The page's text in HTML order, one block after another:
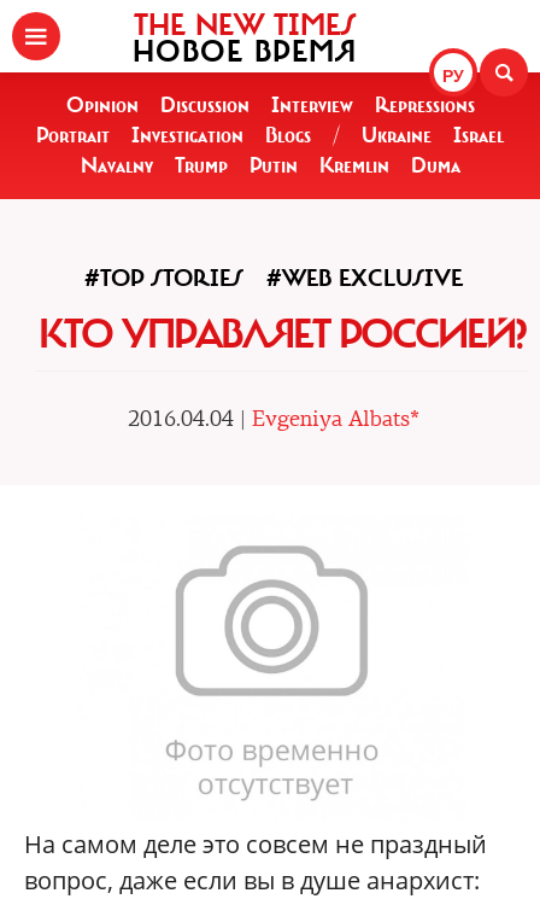
РУ
THE NEW TIMES
НОВОЕ ВРЕМЯ
Opinion Discussion Interview
Repressions
Portrait
Investigation Blogs / Ukraine
Israel
Navalny
Trump Putin Kremlin Duma
#TOP STORIES #WEB EXCLUSIVE
КТО УПРАВЛЯЕТ РОССИЕЙ?
2016.04.04 | Evgeniya Albats*
На самом деле это совсем не праздный
вопрос, даже если вы в душе анархист: